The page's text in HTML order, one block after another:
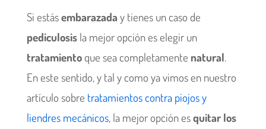
Si estásembarazada y tienes un caso de
pediculosisla mejor opción es elegir un
tratamientoque sea completamente natural.
En este sentido, y tal y como ya vimos en nuestro
artículo sobre tratamientos contra piojos y
liendres mecánicos, la mejor opción esquitar los